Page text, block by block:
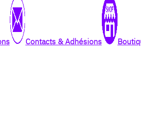
Contacts & Adhésions